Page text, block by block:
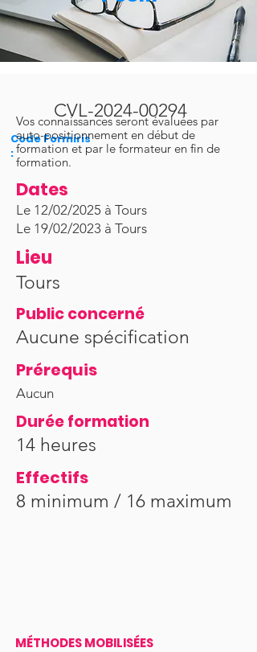
CVL-2024-00294
Code Formiris
:
Vos connaissances seront évaluées par
auto-positionnement en début de
formation et par le formateur en fin de
formation.
Dates
Le 12/02/2025 à Tours
Le 19/02/2023 à Tours
Lieu
Tours
Public concerné
Aucune spécification
Prérequis
Aucun
Durée formation
14 heures
Effectifs
8 minimum / 16 maximum
MÉTHODES MOBILISÉES